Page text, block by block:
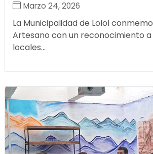
Marzo 24, 2026
La Municipalidad de Lolol
Artesano con un reconocimiento
locales...